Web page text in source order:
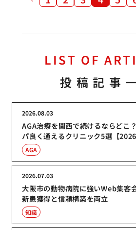
LIST OF
投稿記事
AGA治療を関西で続けるならどこ
パ良く通えるクリニック5選【2026
2026.08.03
AGA
大阪市の動物病院に強いWeb集客
新患獲得と信頼構築を両立
2026.07.03
知識